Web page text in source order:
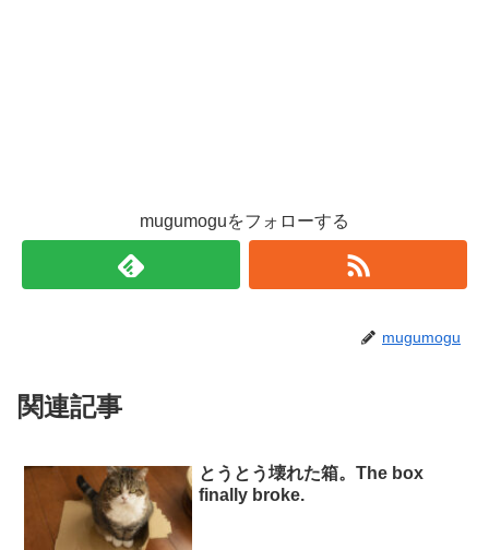
mugumoguをフォローする
mugumogu
関連記事
とうとう壊れた箱。The box
finally broke.